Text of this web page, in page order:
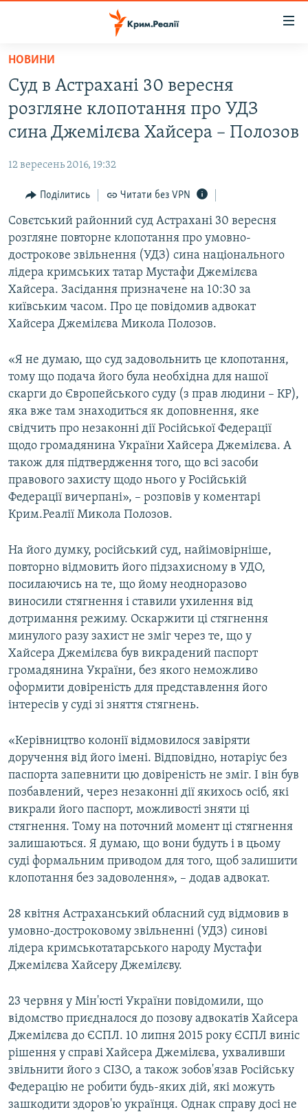
Перейти
основного
матеріалу
Перейти
до
основної
навігації
Перейти
пошуку
ВОДА.КРИМ
ВІДЕО ТА ФОТО
БЛОГИ
ПОГЛЯД
ІНТЕРВ'Ю
СПЕЦПРОЕКТИ
ДЕПОРТАЦІЯ
ВІДЕОУРОКИ «ELIFBE»
УКРАЇНСЬКА ПРОБЛЕМА КРИМУ
ІНФОГРАФІКА
ЯК ОБІЙТИ БЛОКУВАННЯ
Русский
Qırımtatar
ДОЛУЧАЙСЯ!
Усі сайти RFE/RL
НОВИНИ
Суд в Астрахані 30 вересня
розгляне клопотання про УДЗ
сина Джемілєва Хайсера – Полозов
12 вересень 2016, 19:32
Поділитись Читати без VPN
Совєтський районний суд Астрахані 30 вересня
розгляне повторне клопотання про умовно-
дострокове звільнення (УДЗ) сина національного
лідера кримських татар Мустафи Джемілєва
Хайсера. Засідання призначене на 10:30 за
київським часом. Про це повідомив адвокат
Хайсера Джемілєва Микола Полозов.
«Я не думаю, що суд задовольнить це клопотання,
тому що подача його була необхідна для нашої
скарги до Європейського суду (з прав людини – КР),
яка вже там знаходиться як доповнення, яке
свідчить про незаконні дії Російської Федерації
щодо громадянина України Хайсера Джемілєва. А
також для підтвердження того, що всі засоби
правового захисту щодо нього у Російській
Федерації вичерпані», – розповів у коментарі
Крим.Реалії Микола Полозов.
На його думку, російський суд, найімовірніше,
повторно відмовить його підзахисному в УДО,
посилаючись на те, що йому неодноразово
виносили стягнення і ставили ухилення від
дотримання режиму. Оскаржити ці стягнення
минулого разу захист не зміг через те, що у
Хайсера Джемілєва був викрадений паспорт
громадянина України, без якого неможливо
оформити довіреність для представлення його
інтересів у суді зі зняття стягнень.
«Керівництво колонії відмовилося завіряти
доручення від його імені. Відповідно, нотаріус без
паспорта запевнити цю довіреність не зміг. І він був
позбавлений, через незаконні дії якихось осіб, які
викрали його паспорт, можливості зняти ці
стягнення. Тому на поточний момент ці стягнення
залишаються. Я думаю, що вони будуть і в цьому
суді формальним приводом для того, щоб залишити
клопотання без задоволення», – додав адвокат.
28 квітня Астраханський обласний суд відмовив в
умовно-достроковому звільненні (УДЗ) синові
лідера кримськотатарського народу Мустафи
Джемілєва Хайсеру Джемілєву.
23 червня у Мін'юсті України повідомили, що
відомство приєдналося до позову адвокатів Хайсера
Джемілєва до ЄСПЛ. 10 липня 2015 року ЄСПЛ виніс
рішення у справі Хайсера Джемілєва, ухваливши
звільнити його з СІЗО, а також зобов'язав Російську
Федерацію не робити будь-яких дій, які можуть
зашкодити здоров'ю українця. Однак справу досі не